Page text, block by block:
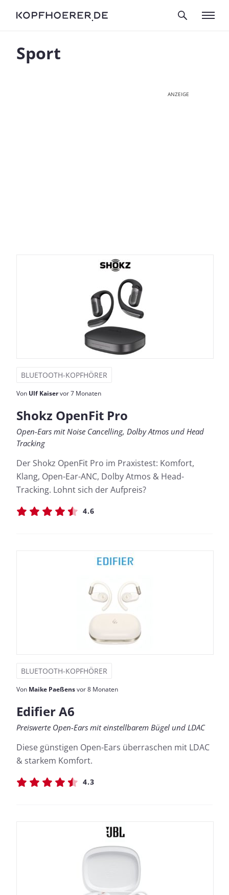
Sport
ANZEIGE
BLUETOOTH-KOPFHÖRER
Von Ulf Kaiservor 7 Monaten
Shokz OpenFit Pro
Open-Ears mit Noise Cancelling, Dolby Atmos und Head
Tracking
Der Shokz OpenFit Pro im Praxistest: Komfort,
Klang, Open-Ear-ANC, Dolby Atmos & Head-
Tracking. Lohnt sich der Aufpreis?
4.6
BLUETOOTH-KOPFHÖRER
Von Maike Paeßensvor 8 Monaten
Edifier A6
Preiswerte Open-Ears mit einstellbarem Bügel und LDAC
Diese günstigen Open-Ears überraschen mit LDAC
& starkem Komfort.
4.3